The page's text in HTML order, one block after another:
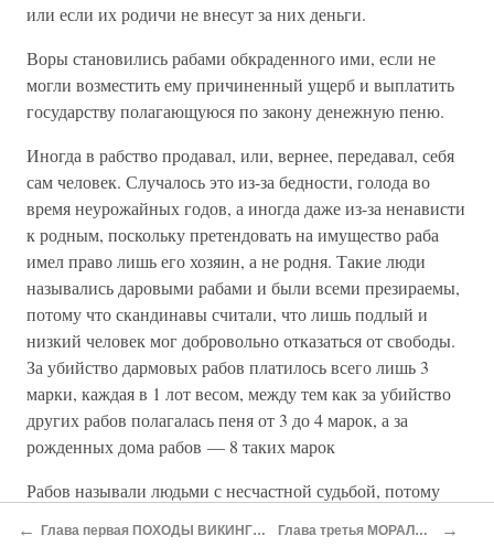
или если их родичи не внесут за них деньги.
Воры становились рабами обкраденного ими, если не
могли возместить ему причиненный ущерб и выплатить
государству полагающуюся по закону денежную пеню.
Иногда в рабство продавал, или, вернее, передавал, себя
сам человек. Случалось это из-за бедности, голода во
время неурожайных годов, а иногда даже из-за ненависти
к родным, поскольку претендовать на имущество раба
имел право лишь его хозяин, а не родня. Такие люди
назывались даровыми рабами и были всеми презираемы,
потому что скандинавы считали, что лишь подлый и
низкий человек мог добровольно отказаться от свободы.
За убийство дармовых рабов платилось всего лишь 3
марки, каждая в 1 лот весом, между тем как за убийство
других рабов полагалась пеня от 3 до 4 марок, а за
рожденных дома рабов — 8 таких марок
Рабов называли людьми с несчастной судьбой, потому
отвернулась раз и навсегда.
← Глава первая ПОХОДЫ ВИКИНГОВ И ИХ ПУТЕШЕСТВИЯ ПО МИРУ Глава третья МОРАЛЬ И НОРМЫ ПОВЕДЕНИЯ →